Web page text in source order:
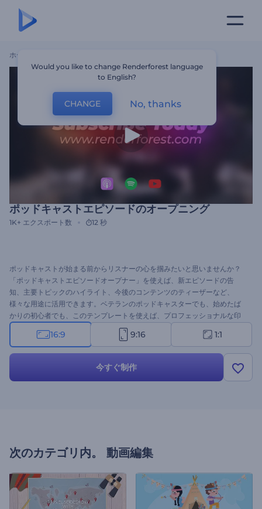
ホーム
ポッドキャストエピソードのオープニング
1K+ エクスポート数 12 秒
ポッドキャストが始まる前からリスナーの心を掴みたいと思いませんか？
「ポッドキャストエピソードオープナー」を使えば、新エピソードの告
知、主要トピックのハイライト、今後のコンテンツのティーザーなど、
様々な用途に活用できます。ベテランのポッドキャスターでも、始めたば
かりの初心者でも、このテンプレートを使えば、プロフェッショナルな印
象のイントロを作成できます。メディアファイル、ロゴ、音楽、ホストや
番組の詳細など、シーンを自由にカスタマイズできます。今すぐ作成し
16:9 9:16 1:1
今すぐ制作
次のカテゴリ内。 動画編集
Would you like to change Renderforest language
to English?
CHANGE No, thanks